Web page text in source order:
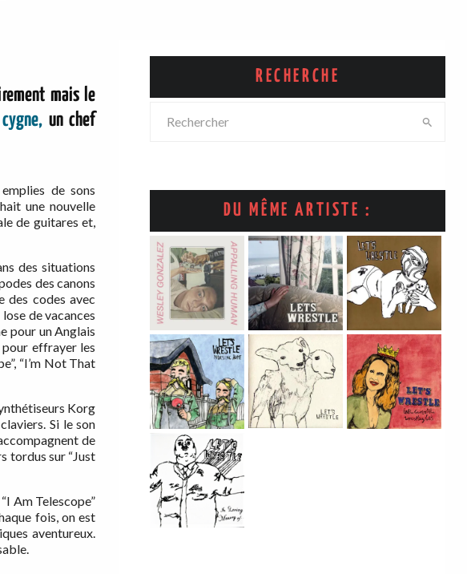
mais le
un chef
de sons
une nouvelle
de guitares et,
des situations
des canons
des codes avec
de vacances
pour un Anglais
pour effrayer les
“I’m Not That
Korg
Si le son
de
tordus sur “Just
Am Telescope”
fois, on est
aventureux.
RECHERCHE
DU MÊME ARTISTE :